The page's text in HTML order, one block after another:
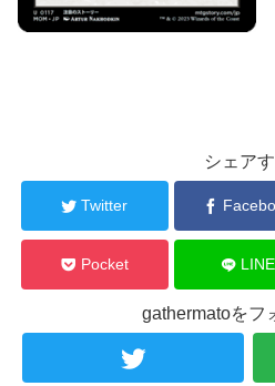
シェア
Twitter
Pocket LINE
gathermatoをフ